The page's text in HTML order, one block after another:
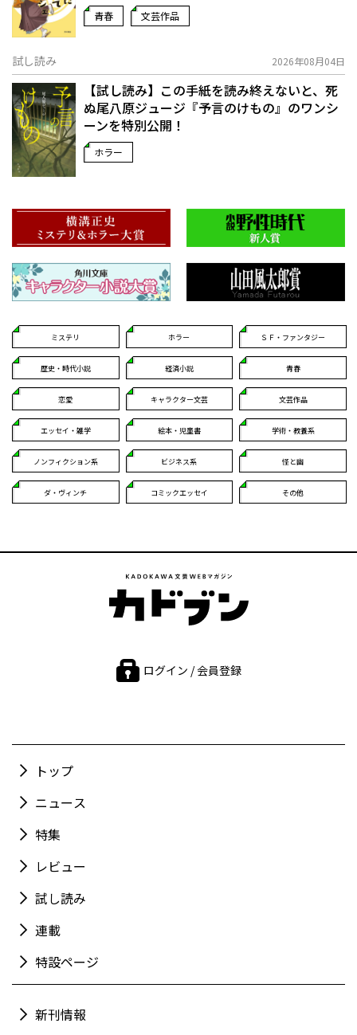
青春 文芸作品
試し読み 2026年08月04日
【試し読み】この手紙を読み終えないと、死
ぬ――尾八原ジュージ『予言のけもの』のワンシ
ーンを特別公開！
ホラー
ミステリ ホラー ＳＦ・ファンタジー
歴史・時代小説 経済小説 青春
恋愛 キャラクター文芸 文芸作品
エッセイ・雑学 絵本・児童書 学術・教養系
ノンフィクション系 ビジネス系 怪と幽
ダ・ヴィンチ コミックエッセイ その他
ログイン / 会員登録
トップ
ニュース
特集
レビュー
試し読み
連載
特設ページ
新刊情報